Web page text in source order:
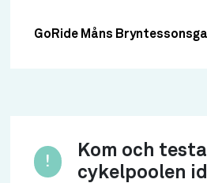
GoRide Måns
!
Kom och
cykelpoolen